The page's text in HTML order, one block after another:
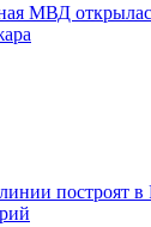
МВД
построят в